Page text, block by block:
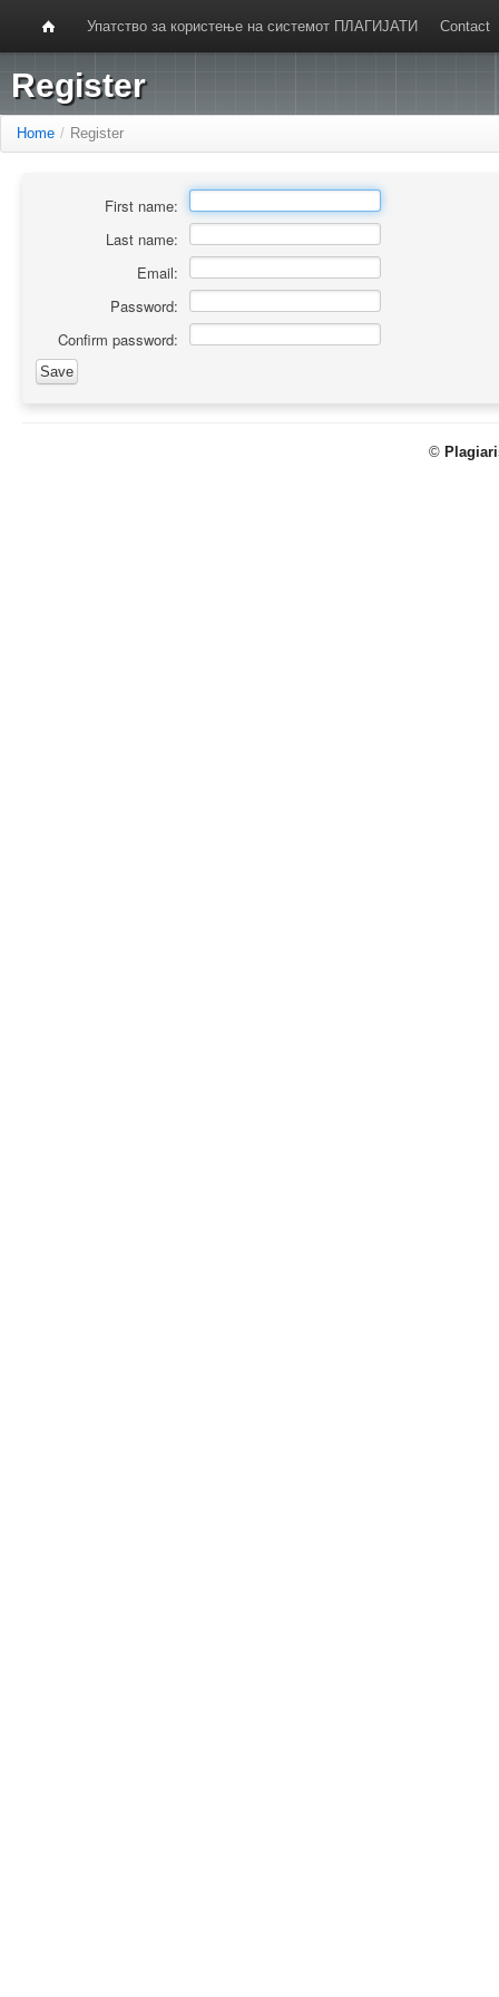
Упатство за користење на системот ПЛАГИЈАТИ Contact
Register
Home / Register
First name:
Last name:
Email:
Password:
Confirm password:
©